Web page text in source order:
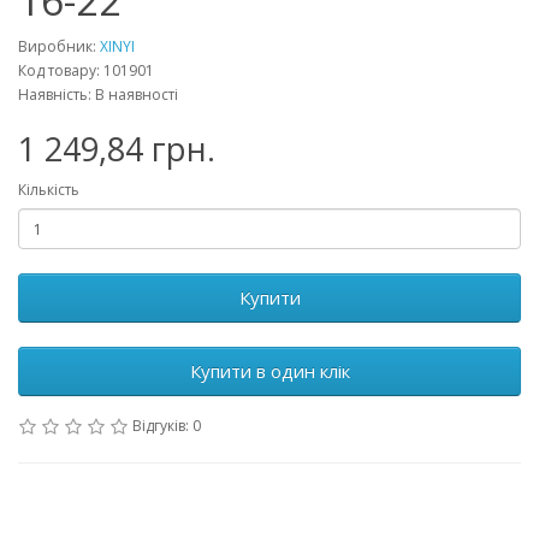
Виробник: XINYI
Код товару: 101901
Наявність: В наявності
1 249,84 грн.
Кількість
Купити
Купити в один клік
Відгуків: 0